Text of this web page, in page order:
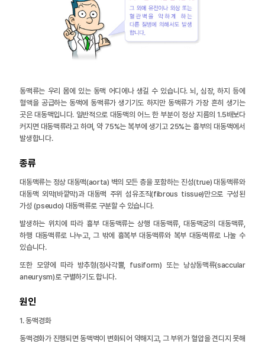
동맥류는 우리 몸에 있는 동맥 어디에나 생길 수 있습니다. 뇌, 심장, 하지 등에
혈액을 공급하는 동맥에 동맥류가 생기기도 하지만 동맥류가 가장 흔히 생기는
곳은 대동맥입니다. 일반적으로 대동맥의 어느 한 부분이 정상 지름의 1.5배보다
커지면 대동맥류라고 하며, 약 75%는 복부에 생기고 25%는 흉부의 대동맥에서
발생합니다.
종류
대동맥류는 정상 대동맥(aorta) 벽의 모든 층을 포함하는 진성(true) 대동맥류와
대동맥 외막(바깥막)과 대동맥 주위 섬유조직(fibrous tissue)만으로 구성된
가성 (pseudo) 대동맥류로 구분할 수 있습니다.
발생하는 위치에 따라 흉부 대동맥류는 상행 대동맥류, 대동맥궁의 대동맥류,
하행 대동맥류로 나누고, 그 밖에 흉복부 대동맥류와 복부 대동맥류로 나눌 수
있습니다.
또한 모양에 따라 방추형(정사각뿔, fusiform) 또는 낭상동맥류(saccular
aneurysm)로 구별하기도 합니다.
원인
1. 동맥경화
동맥경화가 진행되면 동맥벽이 변화되어 약해지고, 그 부위가 혈압을 견디지 못해